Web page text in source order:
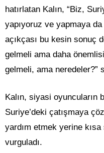
hatırlatan Kalın, “Biz,
yapıyoruz ve yapmaya
açıkçası bu kesin sonuç
gelmeli ama daha
gelmeli, ama neredeler?”
Kalın, siyasi oyuncuların
Suriye’deki çatışmaya
yardım etmek yerine kısa
vurguladı.